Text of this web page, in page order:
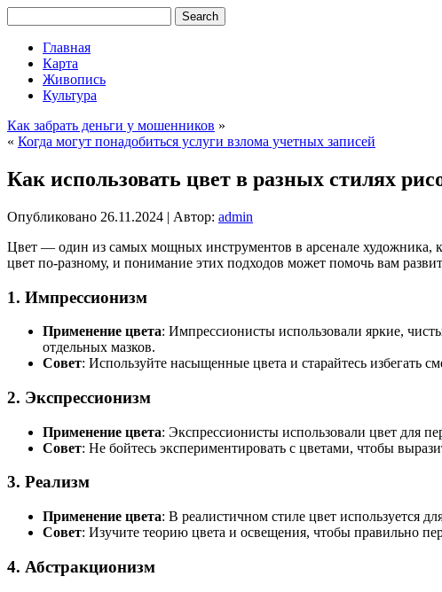
Главная
Карта
Живопись
Культура
Как забрать деньги у мошенников »
« Когда могут понадобиться услуги взлома учетных записей
Как использовать цвет в разных стилях
Опубликовано 26.11.2024 | Автор: admin
Цвет — один из самых мощных инструментов в арсенале художника,
цвет по-разному, и понимание этих подходов может помочь вам
1. Импрессионизм
Применение цвета: Импрессионисты использовали яркие,
отдельных мазков.
Совет: Используйте насыщенные цвета и старайтесь избегать
2. Экспрессионизм
Применение цвета: Экспрессионисты использовали цвет для
Совет: Не бойтесь экспериментировать с цветами, чтобы
3. Реализм
Применение цвета: В реалистичном стиле цвет используется
Совет: Изучите теорию цвета и освещения, чтобы правильно
4. Абстракционизм